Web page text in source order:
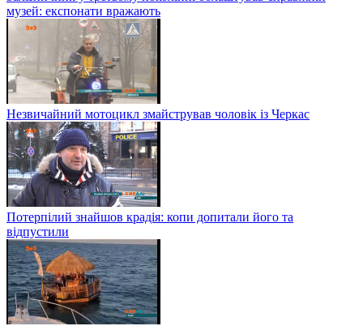
музей: експонати вражають
Незвичайний мотоцикл змайстрував чоловік із Черкас
Потерпілий знайшов крадія: копи допитали його та
відпустили